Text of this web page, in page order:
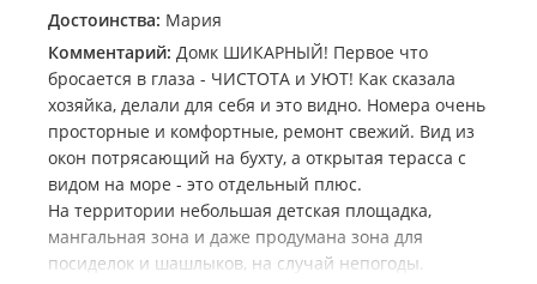
Достоинства: Мария
Комментарий: Домк ШИКАРНЫЙ! Первое что
бросается в глаза - ЧИСТОТА и УЮТ! Как сказала
хозяйка, делали для себя и это видно. Номера очень
просторные и комфортные, ремонт свежий. Вид из
окон потрясающий на бухту, а открытая терасса с
видом на море - это отдельный плюс.
На территории небольшая детская площадка,
мангальная зона и даже продумана зона для
посиделок и шашлыков, на случай непогоды.